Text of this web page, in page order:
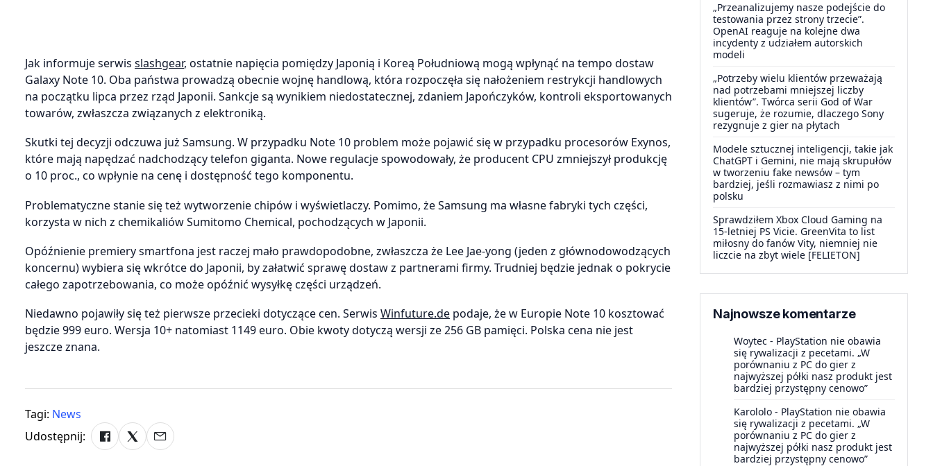
Jak informuje serwis slashgear, ostatnie napięcia pomiędzy Japonią i Koreą Południową mogą wpłynąć na tempo dostaw
Galaxy Note 10. Oba państwa prowadzą obecnie wojnę handlową, która rozpoczęła się nałożeniem restrykcji handlowych
na początku lipca przez rząd Japonii. Sankcje są wynikiem niedostatecznej, zdaniem Japończyków, kontroli eksportowanych
towarów, zwłaszcza związanych z elektroniką.
Skutki tej decyzji odczuwa już Samsung. W przypadku Note 10 problem może pojawić się w przypadku procesorów Exynos,
które mają napędzać nadchodzący telefon giganta. Nowe regulacje spowodowały, że producent CPU zmniejszył produkcję
o 10 proc., co wpłynie na cenę i dostępność tego komponentu.
Problematyczne stanie się też wytworzenie chipów i wyświetlaczy. Pomimo, że Samsung ma własne fabryki tych części,
korzysta w nich z chemikaliów Sumitomo Chemical, pochodzących w Japonii.
Opóźnienie premiery smartfona jest raczej mało prawdopodobne, zwłaszcza że Lee Jae-yong (jeden z głównodowodzących
koncernu) wybiera się wkrótce do Japonii, by załatwić sprawę dostaw z partnerami firmy. Trudniej będzie jednak o pokrycie
całego zapotrzebowania, co może opóźnić wysyłkę części urządzeń.
Niedawno pojawiły się też pierwsze przecieki dotyczące cen. Serwis Winfuture.de podaje, że w Europie Note 10 kosztować
będzie 999 euro. Wersja 10+ natomiast 1149 euro. Obie kwoty dotyczą wersji ze 256 GB pamięci. Polska cena nie jest
jeszcze znana.
Tagi: News
Udostępnij:
„Przeanalizujemy nasze podejście do
testowania przez strony trzecie”.
OpenAI reaguje na kolejne dwa
incydenty z udziałem autorskich
modeli
„Potrzeby wielu klientów przeważają
nad potrzebami mniejszej liczby
klientów”. Twórca serii God of War
sugeruje, że rozumie, dlaczego Sony
rezygnuje z gier na płytach
Modele sztucznej inteligencji, takie jak
ChatGPT i Gemini, nie mają skrupułów
w tworzeniu fake newsów – tym
bardziej, jeśli rozmawiasz z nimi po
polsku
Sprawdziłem Xbox Cloud Gaming na
15-letniej PS Vicie. GreenVita to list
miłosny do fanów Vity, niemniej nie
liczcie na zbyt wiele [FELIETON]
Najnowsze komentarze
Woytec - PlayStation nie obawia
się rywalizacji z pecetami. „W
porównaniu z PC do gier z
najwyższej półki nasz produkt jest
bardziej przystępny cenowo”
Karololo - PlayStation nie obawia
się rywalizacji z pecetami. „W
porównaniu z PC do gier z
najwyższej półki nasz produkt jest
bardziej przystępny cenowo”